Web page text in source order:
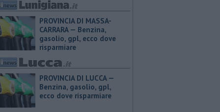
PROVINCIA DI MASSA-
CARRARA — ​Benzina,
gasolio, gpl, ecco dove
risparmiare
PROVINCIA DI LUCCA — ​
Benzina, gasolio, gpl,
ecco dove risparmiare